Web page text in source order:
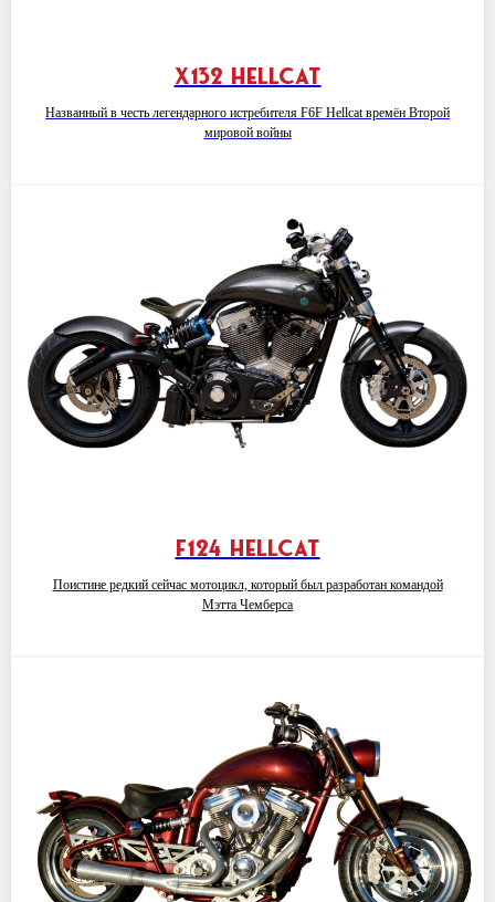
X132 Hellcat
Названный в честь легендарного истребителя F6F Hellcat времён Второй
мировой войны
F124 Hellcat
Поистине редкий сейчас мотоцикл, который был разработан командой
Мэтта Чемберса